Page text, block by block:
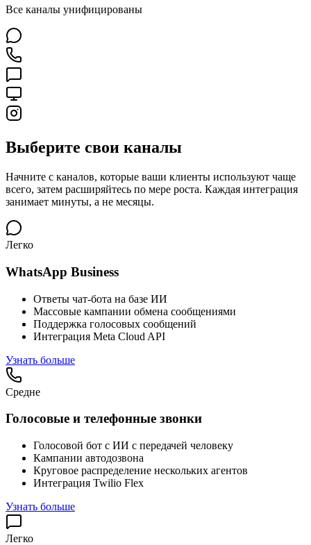
Все каналы унифицированы
Выберите свои каналы
Начните с каналов, которые ваши клиенты используют чаще
всего, затем расширяйтесь по мере роста. Каждая интеграция
занимает минуты, а не месяцы.
Легко
WhatsApp Business
Ответы чат-бота на базе ИИ
Массовые кампании обмена сообщениями
Поддержка голосовых сообщений
Интеграция Meta Cloud API
Узнать больше
Средне
Голосовые и телефонные звонки
Голосовой бот с ИИ с передачей человеку
Кампании автодозвона
Круговое распределение нескольких агентов
Интеграция Twilio Flex
Узнать больше
Легко